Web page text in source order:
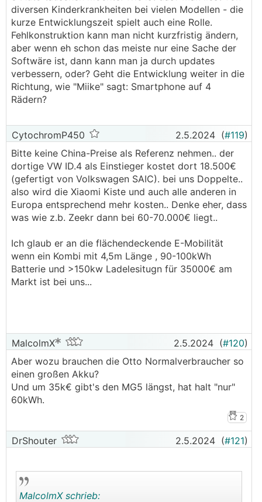
diversen Kinderkrankheiten bei vielen Modellen - die
kurze Entwicklungszeit spielt auch eine Rolle.
Fehlkonstruktion kann man nicht kurzfristig ändern,
aber wenn eh schon das meiste nur eine Sache der
Softwäre ist, dann kann man ja durch updates
verbessern, oder? Geht die Entwicklung weiter in die
Richtung, wie "Miike" sagt: Smartphone auf 4
Rädern?
CytochromP450 2.5.2024 (#119)
Bitte keine China-Preise als Referenz nehmen.. der
dortige VW ID.4 als Einstieger kostet dort 18.500€
(gefertigt von Volkswagen SAIC). bei uns Doppelte..
also wird die Xiaomi Kiste und auch alle anderen in
Europa entsprechend mehr kosten.. Denke eher, dass
was wie z.b. Zeekr dann bei 60-70.000€ liegt..
Ich glaub er an die flächendeckende E-Mobilität
wenn ein Kombi mit 4,5m Länge , 90-100kWh
Batterie und >150kw Ladelesitugn für 35000€ am
Markt ist bei uns...
MalcolmX 2.5.2024 (#120)
Aber wozu brauchen die Otto Normalverbraucher so
einen großen Akku?
Und um 35k€ gibt's den MG5 längst, hat halt "nur"
60kWh.
2
DrShouter 2.5.2024 (#121)
MalcolmX schrieb: